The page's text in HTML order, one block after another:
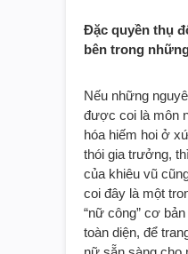
Đặc quyền thụ
bên trong
Nếu những
được coi là môn
hóa hiếm hoi ở
thói gia trưởng,
của khiêu vũ
coi đây là một
“nữ công” cơ
toàn diện, để